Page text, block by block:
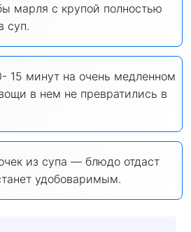
марля с крупой полностью
суп.
15 минут на очень медленном
в нем не превратились в
из супа — блюдо отдаст
удобоваримым.